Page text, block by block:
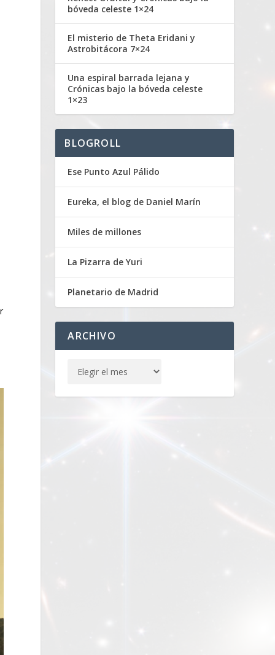
bóveda celeste 1×24
El misterio de Theta Eridani y
Astrobitácora 7×24
Una espiral barrada lejana y
Crónicas bajo la bóveda celeste
1×23
BLOGROLL
Ese Punto Azul Pálido
Eureka, el blog de Daniel Marín
Miles de millones
La Pizarra de Yuri
Planetario de Madrid
ARCHIVO